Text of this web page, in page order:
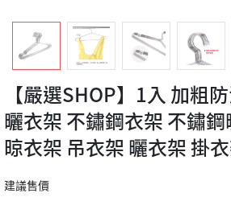
【嚴選SHOP】1入 加粗
曬衣架 不鏽鋼衣架 不鏽
晾衣架 吊衣架 曬衣架 掛
建議售價